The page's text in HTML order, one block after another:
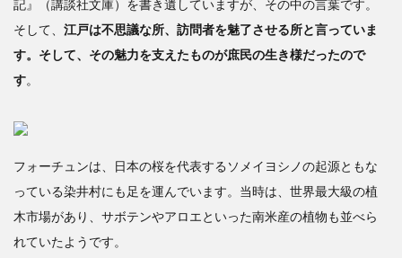
太郎
氏は
現在
の日
本の
た
多
記』（講談社文庫）を書き遺していますが、その中の言葉です。
そして、 江戸は不思議な所、訪問者を魅了させる所と言っていま
す。そして、その魅力を支えたものが庶民の生き様だったので
す。
フォーチュンは、日本の桜を代表するソメイヨシノの起源ともな
っている染井村にも足を運んでいます。当時は、世界最大級の植
木市場があり、サボテンやアロエといった南米産の植物も並べら
れていたようです。